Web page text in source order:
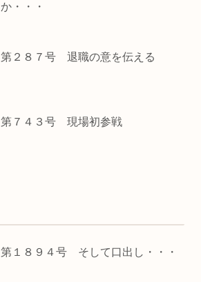
か・・・
第２８７号 退職の意を伝える
第７４３号 現場初参戦
第１８９４号 そして口出し・・・